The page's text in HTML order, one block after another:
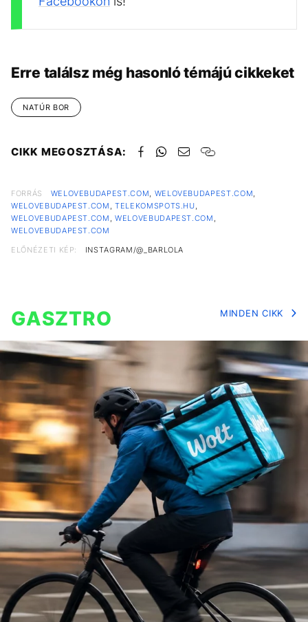
Erre találsz még hasonló témájú cikkeket
NATÚR BOR
CIKK MEGOSZTÁSA:
FORRÁS WELOVEBUDAPEST.COM, WELOVEBUDAPEST.COM,
WELOVEBUDAPEST.COM ,TELEKOMSPOTS.HU,
WELOVEBUDAPEST.COM ,WELOVEBUDAPEST.COM ,
WELOVEBUDAPEST.COM
ELŐNÉZETI KÉP:
INSTAGRAM/@_BARLOLA
GASZTRO MINDEN CIKK